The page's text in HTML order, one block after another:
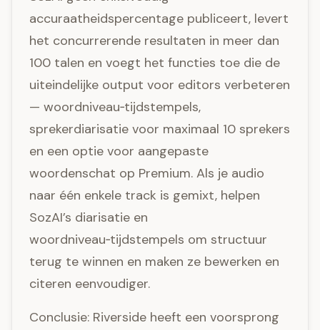
accuraatheidspercentage publiceert, levert
het concurrerende resultaten in meer dan
100 talen en voegt het functies toe die de
uiteindelijke output voor editors verbeteren
— woordniveau‑tijdstempels,
sprekerdiarisatie voor maximaal 10 sprekers
en een optie voor aangepaste
woordenschat op Premium. Als je audio
naar één enkele track is gemixt, helpen
SozAI’s diarisatie en
woordniveau‑tijdstempels om structuur
terug te winnen en maken ze bewerken en
citeren eenvoudiger.
Conclusie: Riverside heeft een voorsprong